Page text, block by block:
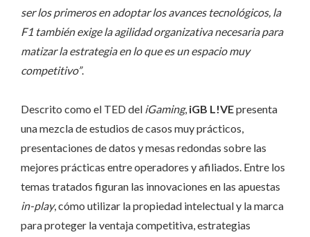
ser los primeros en adoptar los avances tecnológicos, la
F1 también exige la agilidad organizativa necesaria para
matizar la estrategia en lo que es un espacio muy
competitivo”.
Descrito como el TED del iGaming, iGB L!VEpresenta
una mezcla de estudios de casos muy prácticos,
presentaciones de datos y mesas redondas sobre las
mejores prácticas entre operadores y afiliados. Entre los
temas tratados figuran las innovaciones en las apuestas
in-play, cómo utilizar la propiedad intelectual y la marca
para proteger la ventaja competitiva, estrategias